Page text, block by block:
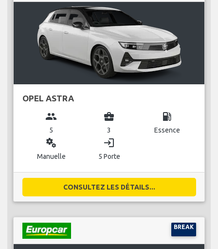
OPEL ASTRA
group
5
business_center
3
local_gas_station
Essence
miscellaneous_services
Manuelle
login
5 Porte
CONSULTEZ LES DÉTAILS...
BREAK